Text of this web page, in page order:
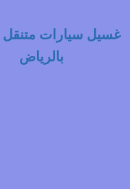
غسيل سيارات متنقل
بالرياض